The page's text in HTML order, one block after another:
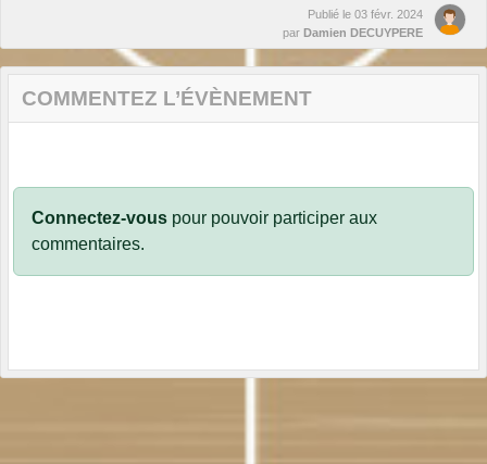
Publié le 03 févr. 2024
par Damien DECUYPERE
COMMENTEZ L’ÉVÈNEMENT
Connectez-vous pour pouvoir participer aux
commentaires.